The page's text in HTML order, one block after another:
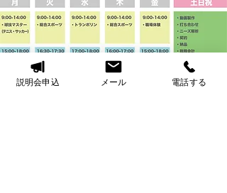
説明会申込 メール 電話する